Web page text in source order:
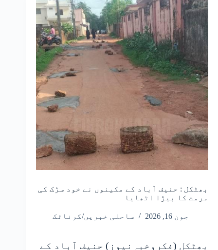
بھٹکل : حنیف آباد کے مکینوں نے خود سڑک کی
مرمت کا بیڑا اٹھایا
جون 16, 2026 ساحلی خبریں/کرناٹک
بھٹکل (فکروخبرنیوز) حنیف آباد کے